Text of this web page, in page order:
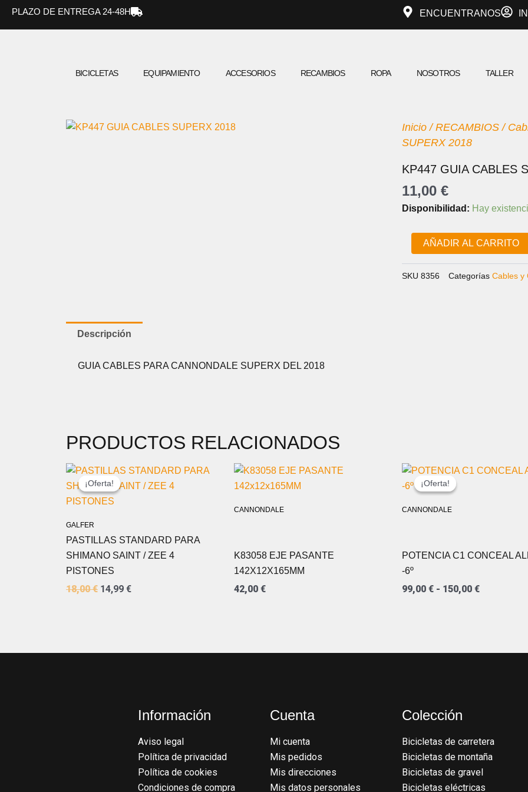
PLAZO DE ENTREGA 24-48H ENCUENTRANOS
BICICLETAS EQUIPAMIENTO ACCESORIOS RECAMBIOS ROPA NOSOTROS TALLER
Inicio /RECAMBIOS /
SUPERX 2018
KP447 GUIA CABLES
11,00 €
Disponibilidad: Hay
KP447
SUPERX
2018
cantidad
AÑADIR AL CARRITO
SKU 8356 Categorías Cables y
Descripción
GUIA CABLES PARA CANNONDALE SUPERX DEL 2018
PRODUCTOS RELACIONADOS
¡Oferta!
GALFER
¡Oferta!
PASTILLAS STANDARD PARA
SHIMANO SAINT / ZEE 4
PISTONES
18,00€
EL
PRECIO
ORIGINAL
ERA:
14,99 €
EL
PRECIO
ACTUAL
CANNONDALE
K83058 EJE PASANTE
142X12X165MM
42,00 €
¡Oferta!
CANNONDALE
¡Oferta!
POTENCIA C1 CONCEAL
-6º
99,00 € - 150,00 €
RANGO
Información
Aviso legal
Política de privacidad
Política de cookies
Condiciones de compra
Cuenta
Mi cuenta
Mis pedidos
Mis direcciones
Mis datos personales
Colección
Bicicletas de carretera
Bicicletas de montaña
Bicicletas de gravel
Bicicletas eléctricas